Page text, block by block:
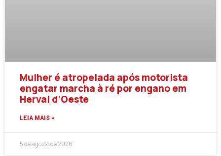
Mulher é atropelada após motorista
engatar marcha à ré por engano em
Herval d’Oeste
LEIA MAIS »
5 de agosto de 2026